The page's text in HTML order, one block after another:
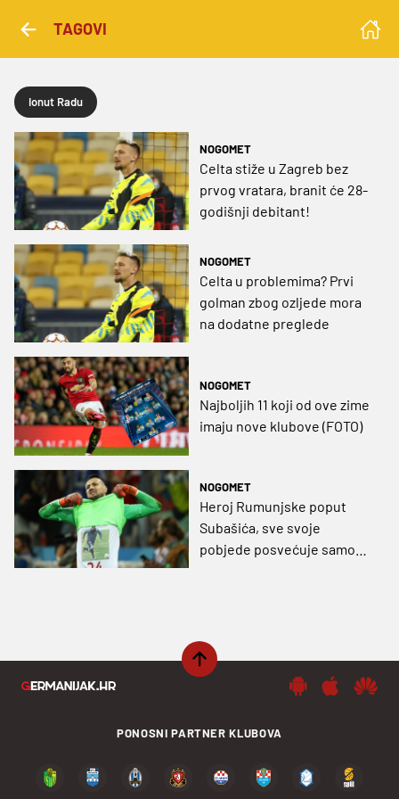
TAGOVI
Ionut Radu
NOGOMET
Celta stiže u Zagreb bez
prvog vratara, branit će 28-
godišnji debitant!
NOGOMET
Celta u problemima? Prvi
golman zbog ozljede mora
na dodatne preglede
NOGOMET
Najboljih 11 koji od ove zime
imaju nove klubove (FOTO)
NOGOMET
Heroj Rumunjske poput
Subašića, sve svoje
pobjede posvećuje samo
PONOSNI PARTNER KLUBOVA